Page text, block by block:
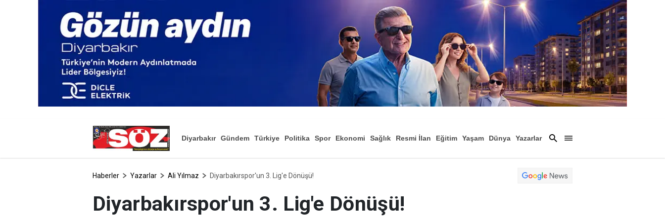
Diyarbakır Gündem Türkiye Politika Spor Ekonomi Sağlık Resmi İlan Eğitim Yaşam
Dünya
Yazarlar
Haberler Yazarlar Ali Yılmaz Diyarbakırspor'un 3. Lig'e Dönüşü!
Diyarbakırspor'un 3. Lig'e Dönüşü!